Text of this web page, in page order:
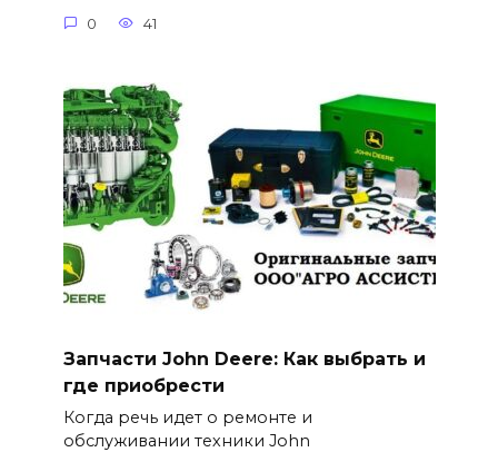
0 41
Запчасти John Deere: Как выбрать и
где приобрести
Когда речь идет о ремонте и
обслуживании техники John